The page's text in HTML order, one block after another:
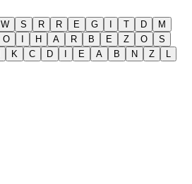
W S R R E G I T D
M
O I H A R B E Z O
S
K C D I E A B N Z
L